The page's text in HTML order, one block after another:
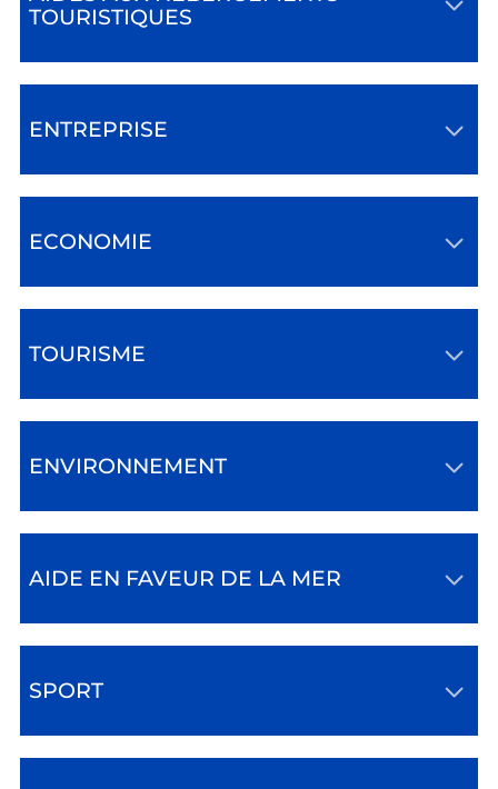
TOURISTIQUES
ENTREPRISE
ECONOMIE
TOURISME
ENVIRONNEMENT
AIDE EN FAVEUR DE LA MER
SPORT